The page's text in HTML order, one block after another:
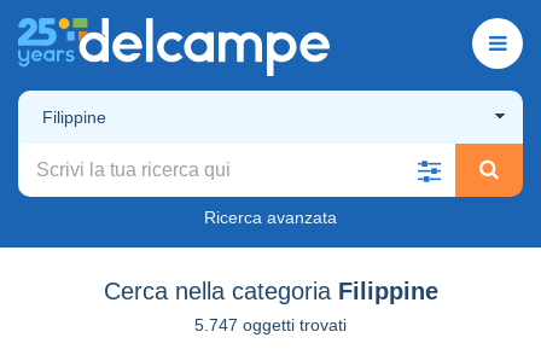
Filippine
Ricerca avanzata
Cerca nella categoria Filippine
5.747 oggetti trovati